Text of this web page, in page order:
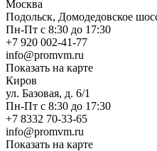
Москва
Подольск, Домодедовское
Пн-Пт с 8:30 до 17:30
+7 920 002-41-77
info@promvm.ru
Показать на карте
Киров
ул. Базовая, д. 6/1
Пн-Пт с 8:30 до 17:30
+7 8332 70-33-65
info@promvm.ru
Показать на карте